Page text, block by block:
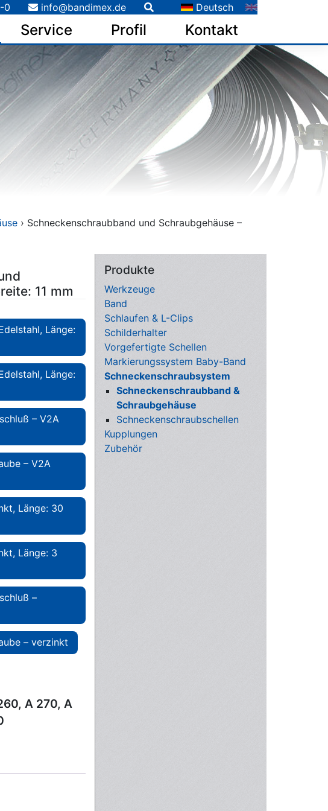
Service Profil Kontakt
0 info@bandimex.de Deutsch
› Schneckenschraubband und Schraubgehäuse –
11 mm
Länge:
Länge:
– V2A
– V2A
Länge: 30
Länge: 3
–
– verzinkt
A 270, A
Produkte
Werkzeuge
Band
Schlaufen & L-Clips
Schilderhalter
Vorgefertigte Schellen
Markierungssystem Baby-Band
Schneckenschraubsystem
Schnecken­schraub­band &
Schraub­gehäuse
Schneckenschraubschellen
Kupplungen
Zubehör